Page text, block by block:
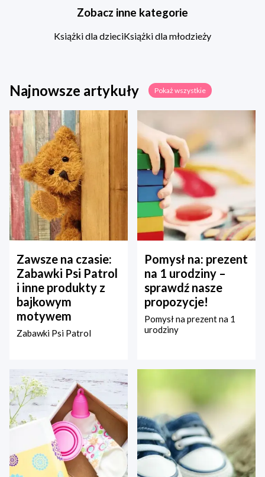
Zobacz inne kategorie
Książki dla dzieciKsiążki dla młodzieży
Najnowsze artykuły Pokaż wszystkie
Zawsze na czasie:
Zabawki Psi Patrol
i inne produkty z
bajkowym
motywem
Zabawki Psi Patrol
Pomysł na: prezent
na 1 urodziny –
sprawdź nasze
propozycje!
Pomysł na prezent na 1
urodziny